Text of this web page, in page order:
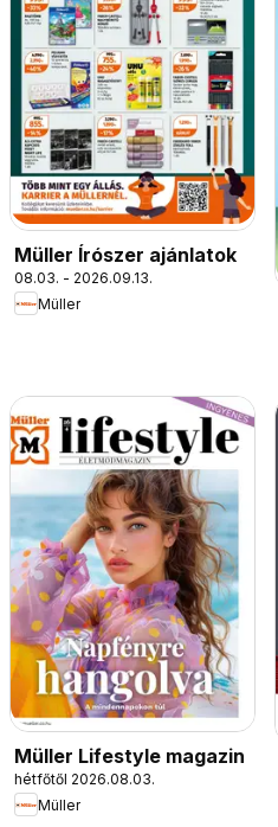
Müller Írószer ajánlatok
08.03. - 2026.09.13.
Müller
Müller Lifestyle magazin
hétfőtől 2026.08.03.
Müller